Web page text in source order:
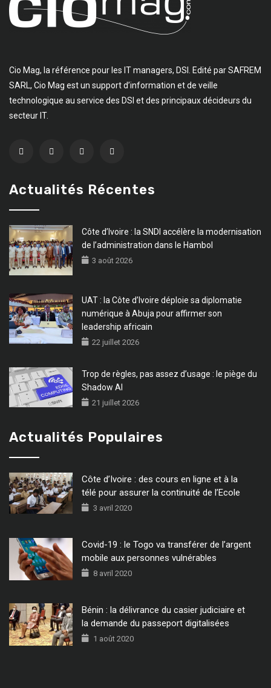
Cio Mag, la référence pour les IT managers, DSI. Edité par SAFREM
SARL, Cio Mag est un support d’information et de veille
technologique au service des DSI et des principaux décideurs du
secteur IT.
Actualités Récentes
Côte d’Ivoire : la SNDI accélère la modernisation
de l’administration dans le Hambol
3 août 2026
UAT : la Côte d’Ivoire déploie sa diplomatie
numérique à Abuja pour affirmer son
leadership africain
22 juillet 2026
Trop de règles, pas assez d’usage : le piège du
Shadow AI
21 juillet 2026
Actualités Populaires
Côte d’Ivoire : des cours en ligne et à la
télé pour assurer la continuité de l’Ecole
3 avril 2020
Covid-19 : le Togo va transférer de l’argent
mobile aux personnes vulnérables
8 avril 2020
Bénin : la délivrance du casier judiciaire et
la demande du passeport digitalisées
1 août 2020